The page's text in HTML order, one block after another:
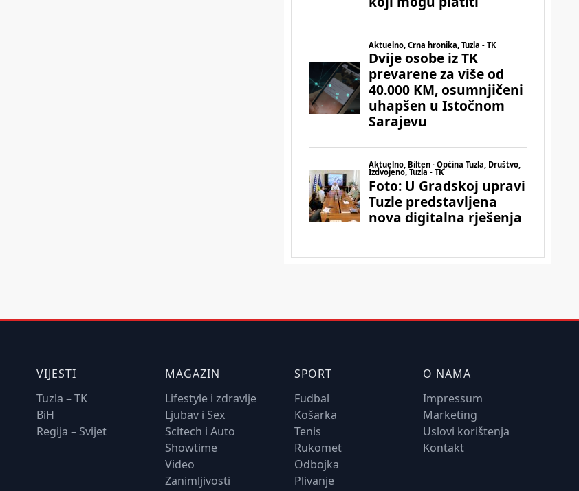
VIJESTI
Tuzla – TK
BiH
Regija – Svijet
MAGAZIN
Lifestyle i zdravlje
Ljubav i Sex
Scitech i Auto
Showtime
Video
Zanimljivosti
SPORT
Fudbal
Košarka
Tenis
Rukomet
Odbojka
Plivanje
O NAMA
Impressum
Marketing
Uslovi korištenja
Kontakt